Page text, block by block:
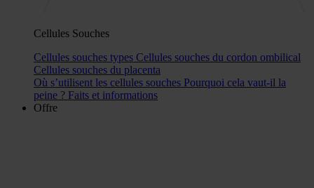
Cellules Souches
Cellules souches types Cellules souches du cordon ombilical
Cellules souches du placenta
Où s’utilisent les cellules souches Pourquoi cela vaut-il la
peine ? Faits et informations
Offre